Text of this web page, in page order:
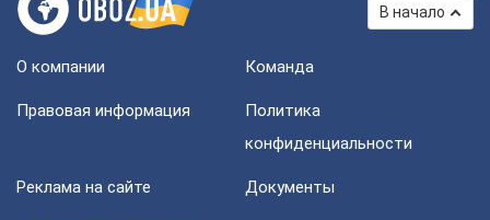
В начало
О компании Команда
Правовая информация
Политика
конфиденциальности
Реклама на сайте Документы